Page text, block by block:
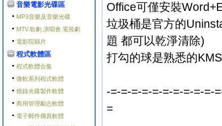
音樂電影光碟區
MP3音樂及音樂光碟
MTV.歌劇.演唱會.電視劇
電影院縣片
程式軟體區
程式軟體合集
微軟系列程式軟體
燒錄光碟製作軟體
商用管理勵志軟體
電子郵件傳真軟體
Office可僅安裝
垃圾桶是官方的
題 都可以乾淨清除)
打勾的球是熟悉的KMS
-=-=-=-=-=-=-=-=-=-=-
=